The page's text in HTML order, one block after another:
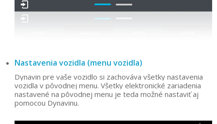
Nastavenia vozidla (menu vozidla)
Dynavin pre vaše vozidlo si zachováva všetky nastavenia
vozidla v pôvodnej menu. Všetky elektronické zariadenia
nastavené na pôvodnej menu je teda možné nastaviť aj
pomocou Dynavinu.